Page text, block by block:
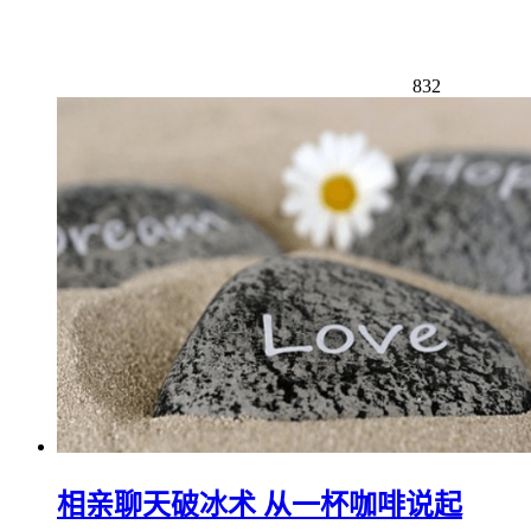
832
相亲聊天破冰术 从一杯咖啡说起